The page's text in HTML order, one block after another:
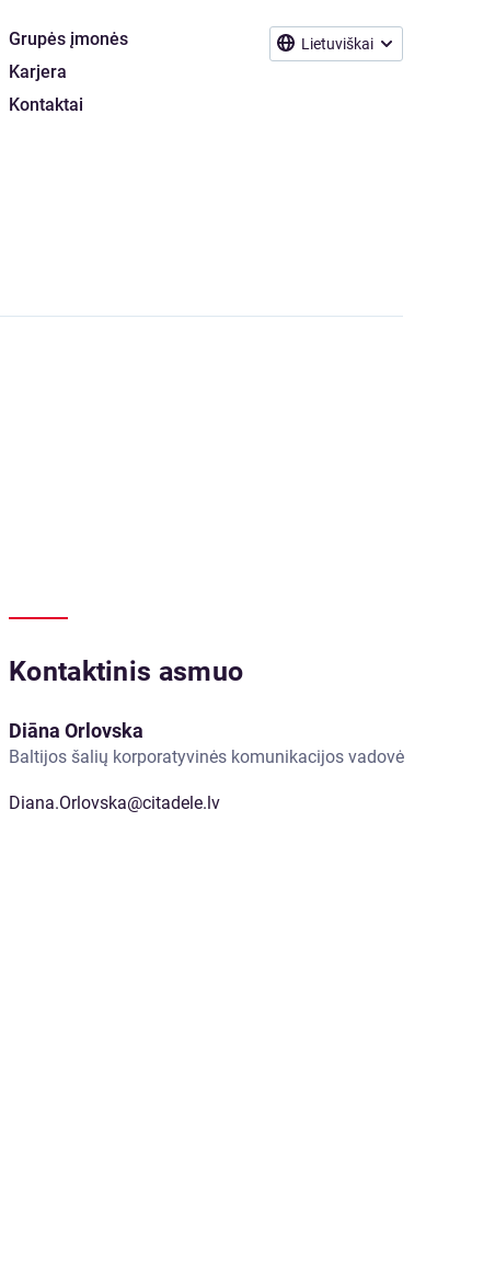
Lietuviškai
Grupės įmonės
Karjera
Kontaktai
Kontaktinis asmuo
Diāna Orlovska
Baltijos šalių korporatyvinės komunikacijos vadovė
Diana.Orlovska@citadele.lv